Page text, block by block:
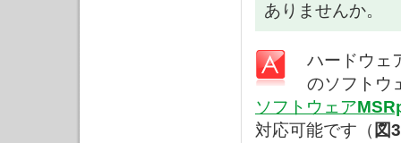
ありませんか。
ハードウェ
のソフトウ
ソフトウェア
対応可能です（ 図3